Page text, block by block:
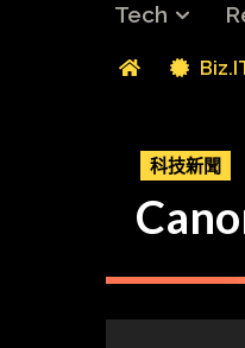
Tech
科技新聞